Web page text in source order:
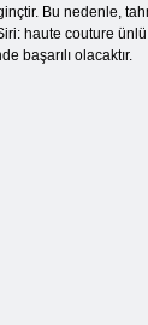
Bu nedenle,
haute couture
başarılı olacaktır.